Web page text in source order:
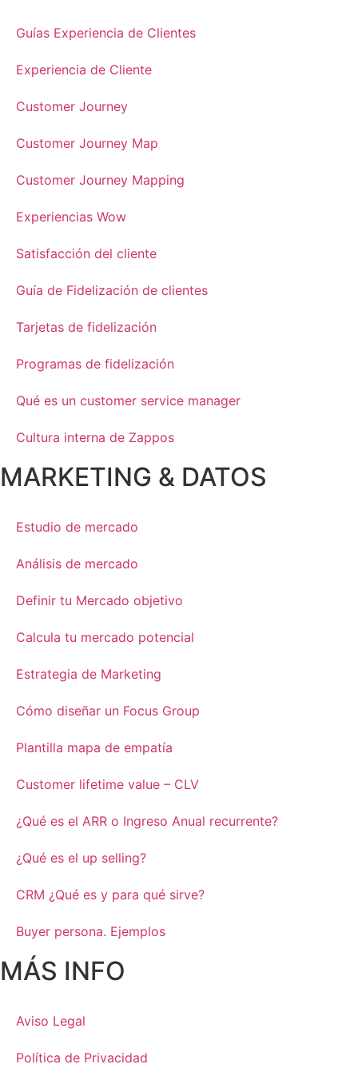
Guías Experiencia de Clientes
Experiencia de Cliente
Customer Journey
Customer Journey Map
Customer Journey Mapping
Experiencias Wow
Satisfacción del cliente
Guía de Fidelización de clientes
Tarjetas de fidelización
Programas de fidelización
Qué es un customer service manager
Cultura interna de Zappos
MARKETING & DATOS
Estudio de mercado
Análisis de mercado
Definir tu Mercado objetivo
Calcula tu mercado potencial
Estrategia de Marketing
Cómo diseñar un Focus Group
Plantilla mapa de empatía
Customer lifetime value – CLV
¿Qué es el ARR o Ingreso Anual recurrente?
¿Qué es el up selling?
CRM ¿Qué es y para qué sirve?
Buyer persona. Ejemplos
MÁS INFO
Aviso Legal
Política de Privacidad